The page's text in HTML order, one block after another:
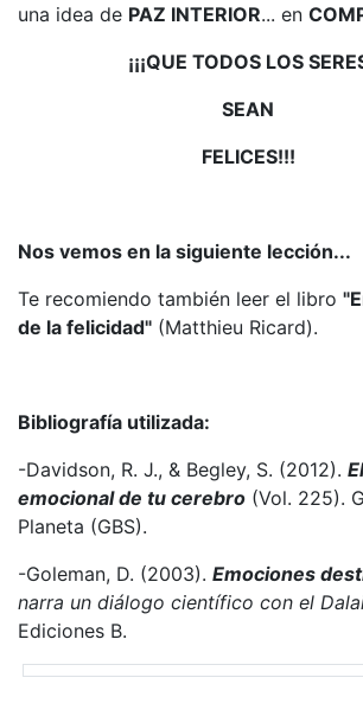
una idea de PAZ INTERIOR... en
¡¡¡QUE TODOS LOS
SEAN
FELICES!!!
Nos vemos en la siguiente lección...
Te recomiendo también leer el libro
de la felicidad" (Matthieu Ricard).
Bibliografía utilizada:
-Davidson, R. J., & Begley, S. (2012).
emocional de tu cerebro (Vol. 225).
Planeta (GBS).
-Goleman, D. (2003). Emociones
narra un diálogo científico con el
Ediciones B.